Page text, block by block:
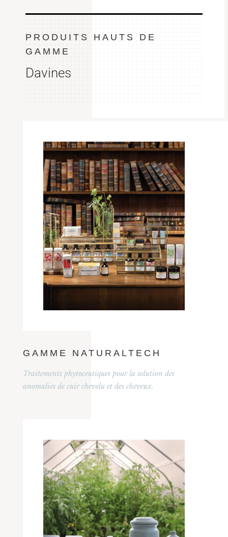
PRODUITS HAUTS DE
GAMME
Davines
GAMME NATURALTECH
Traitements phytoceutiques pour la solution des
anomalies de cuir chevelu et des cheveux.